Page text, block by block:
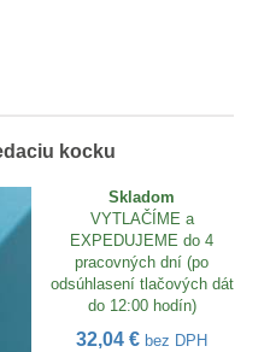
kocku
Skladom
VYTLAČÍME a
EXPEDUJEME do 4
pracovných dní (po
odsúhlasení tlačových dát
do 12:00 hodín)
32,04 € bez DPH